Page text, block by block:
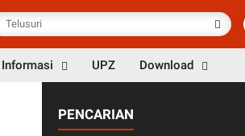
Informasi UPZ Download
PENCARIAN